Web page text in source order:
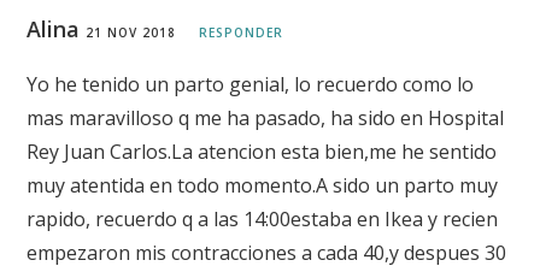
Alina 21 NOV 2018 RESPONDER
Yo he tenido un parto genial, lo recuerdo como lo
mas maravilloso q me ha pasado, ha sido en Hospital
Rey Juan Carlos.La atencion esta bien,me he sentido
muy atentida en todo momento.A sido un parto muy
rapido, recuerdo q a las 14:00estaba en Ikea y recien
empezaron mis contracciones a cada 40,y despues 30